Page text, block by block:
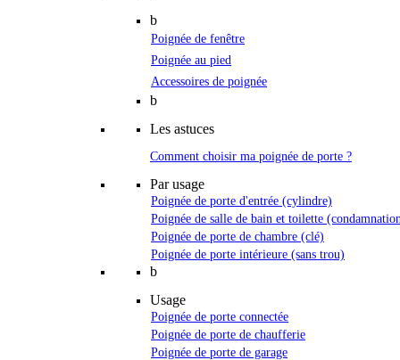
b
Poignée de fenêtre
Poignée au pied
Accessoires de poignée
b
Les astuces
Comment choisir ma poignée de porte ?
Par usage
Poignée de porte d'entrée (cylindre)
Poignée de salle de bain et toilette
Poignée de porte de chambre (clé)
Poignée de porte intérieure (sans trou)
b
Usage
Poignée de porte connectée
Poignée de porte de chaufferie
Poignée de porte de garage